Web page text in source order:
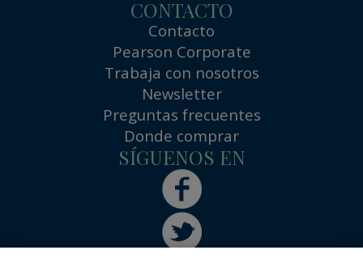
CONTACTO
Contacto
Pearson Corporate
Trabaja con nosotros
Newsletter
Preguntas frecuentes
Donde comprar
SÍGUENOS EN